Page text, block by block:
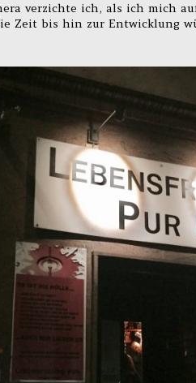
verzichte ich, als ich mich
Zeit bis hin zur Entwicklung